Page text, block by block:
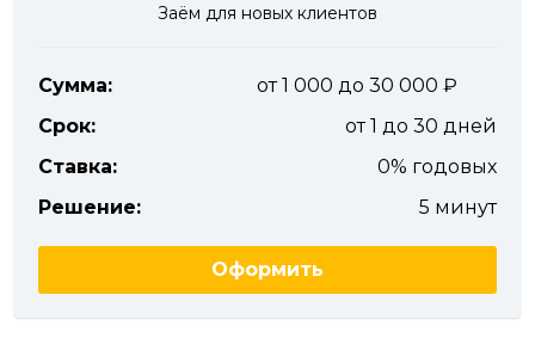
Заём для новых клиентов
Сумма:
от 1 000 до 30 000
Срок:
от 1 до 30 дней
Ставка:
0% годовых
Решение:
5 минут
Оформить